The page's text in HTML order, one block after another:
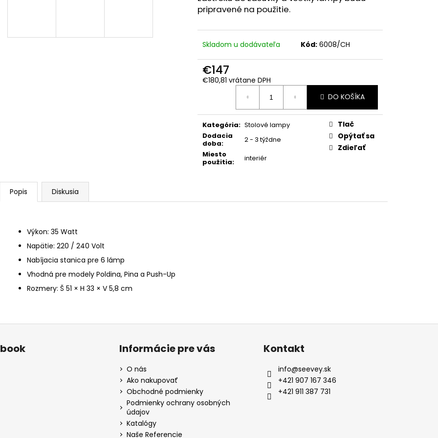
pripravené na použitie.
Skladom u dodávateľa Kód: 6008/CH
€147
€180,81 vrátane DPH
Jednotková
DO KOŠÍKA
Kategória: Stolové lampy
Dodacia
doba:
2 - 3 týždne
Miesto
použitia: interiér
Tlač
Opýtať sa
Zdieľať
Popis Diskusia
Výkon: 35 Watt
Napätie: 220 / 240 Volt
Nabíjacia stanica pre 6 lámp
Vhodná pre modely Poldina, Pina a Push-Up
Rozmery: Š 51 × H 33 × V 5,8 cm
Informácie pre vás
O nás
Ako nakupovať
Obchodné podmienky
Podmienky ochrany osobných
údajov
Katalógy
Naše Referencie
Kontakt
info@seevey.sk
+421 907 167 346
+421 911 387 731